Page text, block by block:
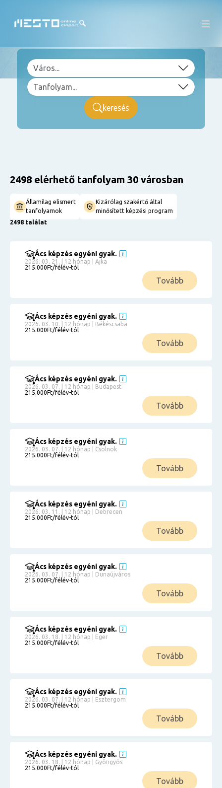
keresés
2498 elérhető tanfolyam 30 városban
Államilag elismert
tanfolyamok
Kizárólag szakértő által
minősített képzési program
2498 találat
Ács képzés egyéni gyak.
2026. 03. 21. | 12 hónap | Ajka
215.000Ft/félév-tól
Tovább
Ács képzés egyéni gyak.
2026. 03. 10. | 12 hónap | Békéscsaba
215.000Ft/félév-tól
Tovább
Ács képzés egyéni gyak.
2026. 03. 07. | 12 hónap | Budapest
215.000Ft/félév-tól
Tovább
Ács képzés egyéni gyak.
2026. 03. 07. | 12 hónap | Csolnok
215.000Ft/félév-tól
Tovább
Ács képzés egyéni gyak.
2026. 03. 11. | 12 hónap | Debrecen
215.000Ft/félév-tól
Tovább
Ács képzés egyéni gyak.
2026. 03. 07. | 12 hónap | Dunaújváros
215.000Ft/félév-tól
Tovább
Ács képzés egyéni gyak.
2026. 03. 18. | 12 hónap | Eger
215.000Ft/félév-tól
Tovább
Ács képzés egyéni gyak.
2026. 03. 07. | 12 hónap | Esztergom
215.000Ft/félév-tól
Tovább
Ács képzés egyéni gyak.
2026. 03. 18. | 12 hónap | Gyöngyös
215.000Ft/félév-tól
Tovább